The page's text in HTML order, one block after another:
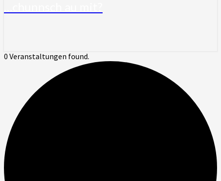
0 Veranstaltungen found.